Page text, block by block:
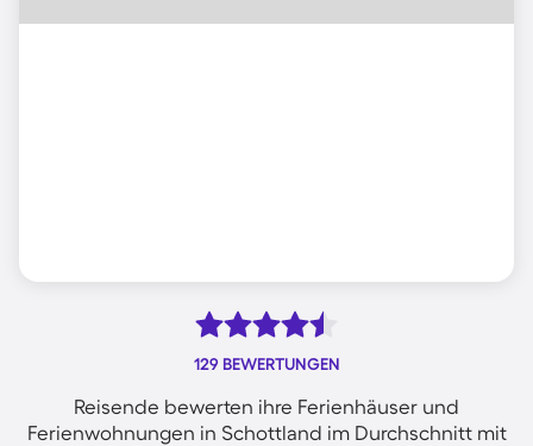
129 BEWERTUNGEN
Reisende bewerten ihre Ferienhäuser und
Ferienwohnungen in Schottland im Durchschnitt mit